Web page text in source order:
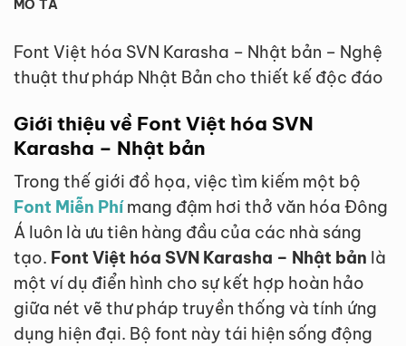
MÔ TẢ
Font Việt hóa SVN Karasha – Nhật bản – Nghệ
thuật thư pháp Nhật Bản cho thiết kế độc đáo
Giới thiệu về Font Việt hóa SVN
Karasha – Nhật bản
Trong thế giới đồ họa, việc tìm kiếm một bộ
Font Miễn Phímang đậm hơi thở văn hóa Đông
Á luôn là ưu tiên hàng đầu của các nhà sáng
tạo. Font Việt hóa SVN Karasha – Nhật bản là
một ví dụ điển hình cho sự kết hợp hoàn hảo
giữa nét vẽ thư pháp truyền thống và tính ứng
dụng hiện đại. Bộ font này tái hiện sống động